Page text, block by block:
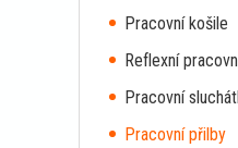
Pracovní košile
Reflexní
Pracovní
Pracovní přilby